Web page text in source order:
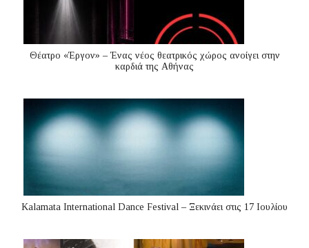
Θέατρο «Έργον» – Ένας νέος θεατρικός χώρος ανοίγει στην
καρδιά της Αθήνας
Kalamata International Dance Festival – Ξεκινάει στις 17 Ιουλίου